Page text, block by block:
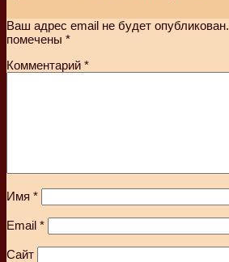
Ваш адрес email не будет опубликован.
помечены *
Комментарий *
Имя *
Email *
Сайт